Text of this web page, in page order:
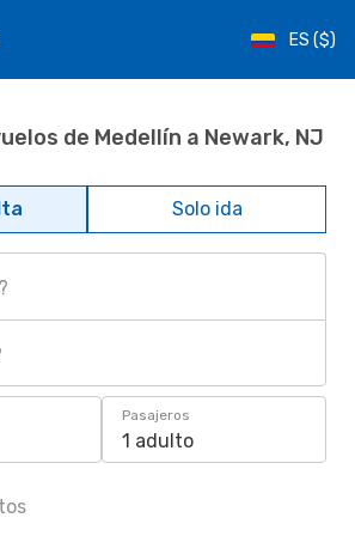
ES ($)
de Medellín a Newark, NJ
Solo ida
Pasajeros
1 adulto